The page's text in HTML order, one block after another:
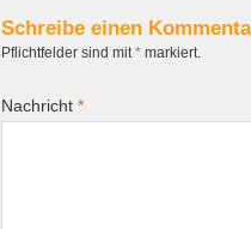
Schreibe einen
Pflichtfelder sind mit * markiert.
Nachricht *